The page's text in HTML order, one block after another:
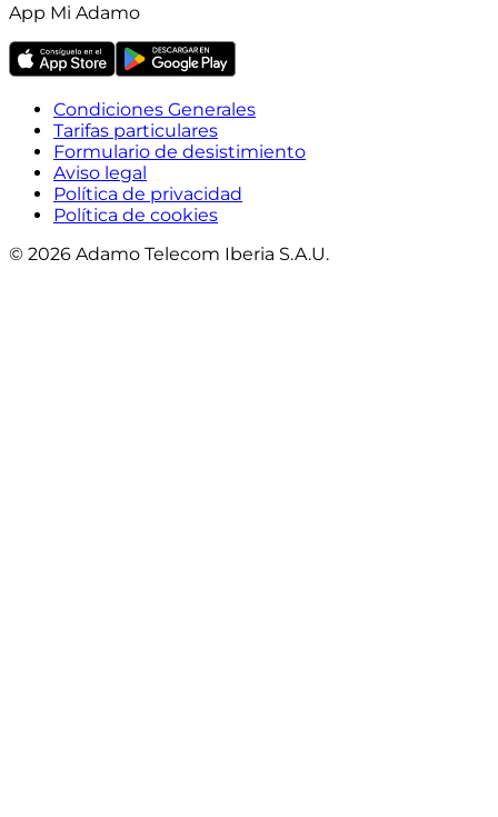
App Mi Adamo
Condiciones Generales
Tarifas particulares
Formulario de desistimiento
Aviso legal
Política de privacidad
Política de cookies
© 2026 Adamo Telecom Iberia S.A.U.